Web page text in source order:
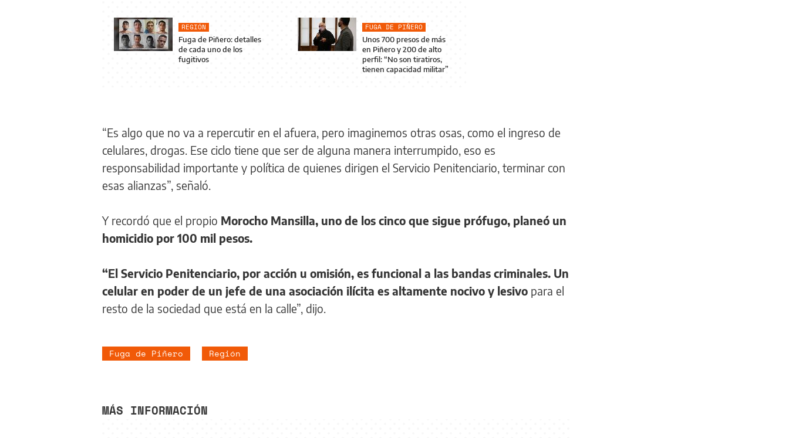
REGIÓN
Fuga de Piñero: detalles
de cada uno de los
fugitivos
FUGA DE PIÑERO
Unos 700 presos de más
en Piñero y 200 de alto
perfil: “No son tiratiros,
tienen capacidad militar”
“Es algo que no va a repercutir en el afuera, pero imaginemos otras osas, como el ingreso de
celulares, drogas. Ese ciclo tiene que ser de alguna manera interrumpido, eso es
responsabilidad importante y política de quienes dirigen el Servicio Penitenciario, terminar con
esas alianzas”, señaló.
Y recordó que el propio Morocho Mansilla, uno de los cinco que sigue prófugo, planeó un
homicidio por 100 mil pesos.
“El Servicio Penitenciario, por acción u omisión, es funcional a las bandas criminales. Un
celular en poder de un jefe de una asociación ilícita es altamente nocivo y lesivo para el
resto de la sociedad que está en la calle”, dijo.
Fuga de Piñero Región
MÁS INFORMACIÓN